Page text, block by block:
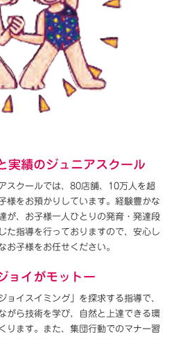
実績のジュニアスクール
スクールでは、80店舗、10万人を超
様をお預かりしています。経験豊かな
が、お子様一人ひとりの発育・発達段
た指導を行っておりますので、安心し
お子様をお任せください。
ョイがモットー
ョイスイミング」を探求する指導で、
がら技術を学び、自然と上達できる環
ります。また、集団行動でのマナー習